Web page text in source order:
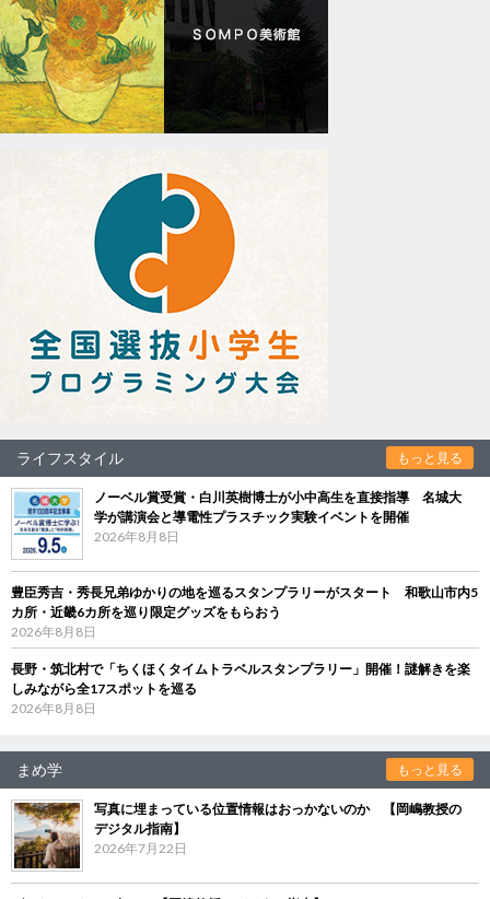
ライフスタイル もっと見る
ノーベル賞受賞・白川英樹博士が小中高生を直接指導 名城大
学が講演会と導電性プラスチック実験イベントを開催
2026年8月8日
豊臣秀吉・秀長兄弟ゆかりの地を巡るスタンプラリーがスタート 和歌山市内5
カ所・近畿6カ所を巡り限定グッズをもらおう
2026年8月8日
長野・筑北村で「ちくほくタイムトラベルスタンプラリー」開催！謎解きを楽
しみながら全17スポットを巡る
2026年8月8日
まめ学 もっと見る
写真に埋まっている位置情報はおっかないのか 【岡嶋教授の
デジタル指南】
2026年7月22日